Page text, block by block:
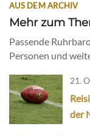
AUS DEM ARCHIV
Mehr zum
Passende
Personen und
21.
der